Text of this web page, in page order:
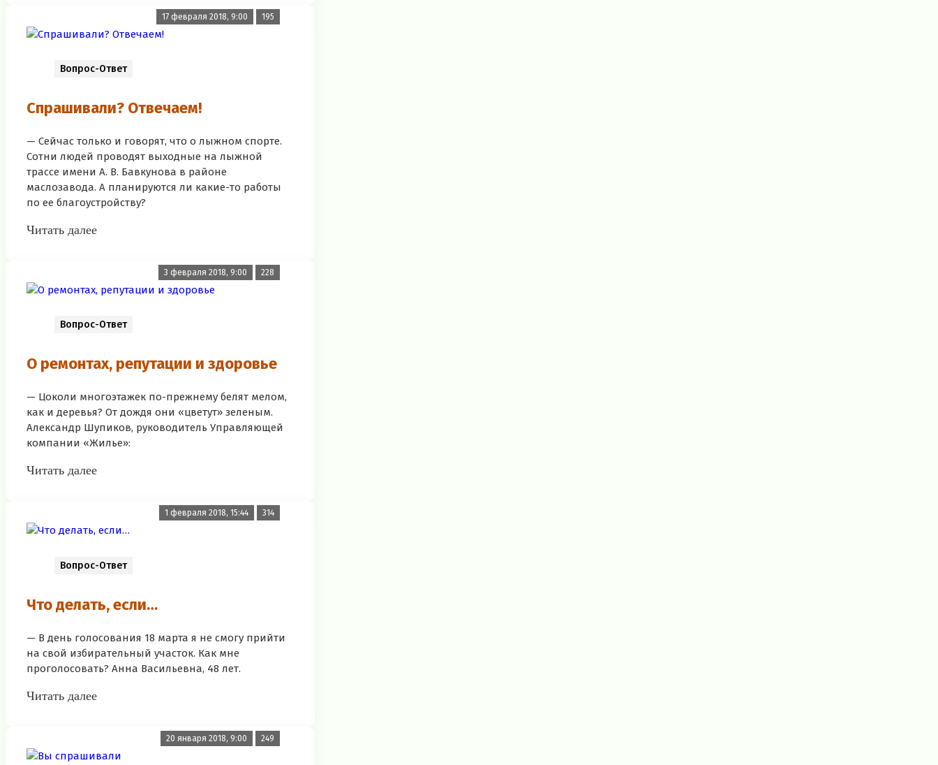
17 февраля 2018, 9:00 195
Вопрос-Ответ
Спрашивали? Отвечаем!
— Сейчас только и говорят, что о лыжном спорте.
Сотни людей проводят выходные на лыжной
трассе имени А. В. Бавкунова в районе
маслозавода. А планируются ли какие-то работы
по ее благоустройству?
Читать далее
3 февраля 2018, 9:00 228
Вопрос-Ответ
О ремонтах, репутации и здоровье
— Цоколи многоэтажек по-прежнему белят мелом,
как и деревья? От дождя они «цветут» зеленым.
Александр Шупиков, руководитель Управляющей
компании «Жилье»:
Читать далее
1 февраля 2018, 15:44 314
Вопрос-Ответ
Что делать, если…
— В день голосования 18 марта я не смогу прийти
на свой избирательный участок. Как мне
проголосовать? Анна Васильевна, 48 лет.
Читать далее
20 января 2018, 9:00 249